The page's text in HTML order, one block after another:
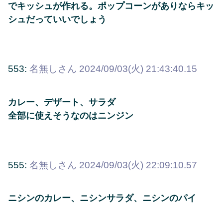
でキッシュが作れる。ポップコーンがありならキッ
シュだっていいでしょう
553: 名無しさん 2024/09/03(火) 21:43:40.15
カレー、デザート、サラダ
全部に使えそうなのはニンジン
555: 名無しさん 2024/09/03(火) 22:09:10.57
ニシンのカレー、ニシンサラダ、ニシンのパイ